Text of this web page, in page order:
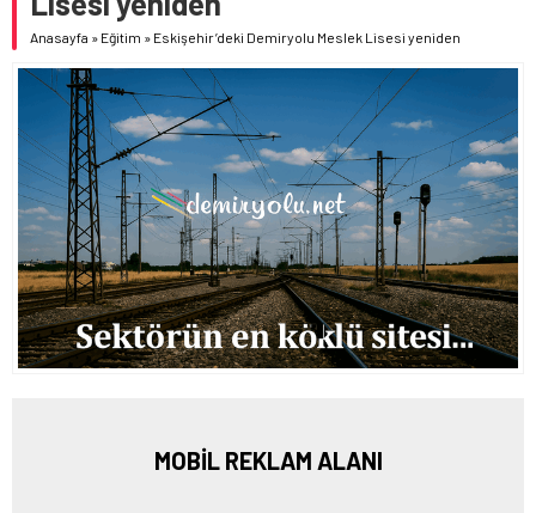
%33 Kapasite Artışı
İngiltere Demiryolunda Tarihi Entegrasyon: GBR Anglia
Resmen Başladı
Anasayfa » Eğitim » Eskişehir’deki Demiryolu Meslek Lisesi yeniden
MOBİL REKLAM ALANI